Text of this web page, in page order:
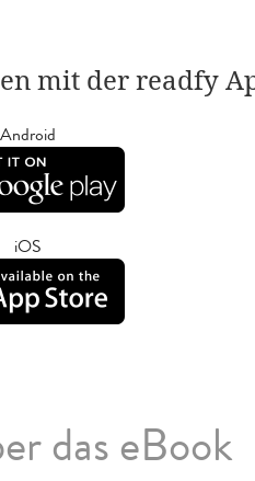
mit der readfy
Android
iOS
das eBook